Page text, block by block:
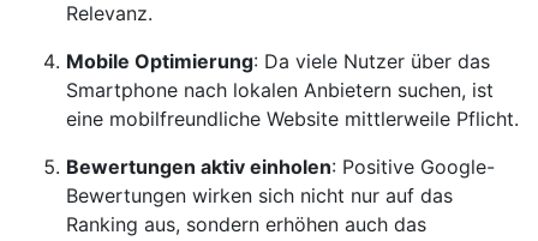
Relevanz.
Mobile Optimierung: Da viele Nutzer über das
Smartphone nach lokalen Anbietern suchen, ist
eine mobilfreundliche Website mittlerweile Pflicht.
Bewertungen aktiv einholen: Positive Google-
Bewertungen wirken sich nicht nur auf das
Ranking aus, sondern erhöhen auch das